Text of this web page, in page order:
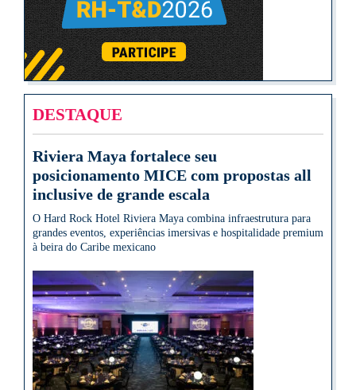
DESTAQUE
Riviera Maya fortalece seu
posicionamento MICE com propostas all
inclusive de grande escala
O Hard Rock Hotel Riviera Maya combina infraestrutura para
grandes eventos, experiências imersivas e hospitalidade premium
à beira do Caribe mexicano